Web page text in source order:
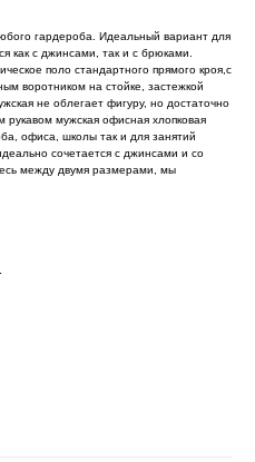
гардероба. Идеальный вариант для
как с джинсами, так и с брюками.
поло стандартного прямого кроя,с
воротником на стойке, застежкой
не облегает фигуру, но достаточно
рукавом мужская офисная хлопковая
офиса, школы так и для занятий
сочетается с джинсами и со
между двумя размерами, мы